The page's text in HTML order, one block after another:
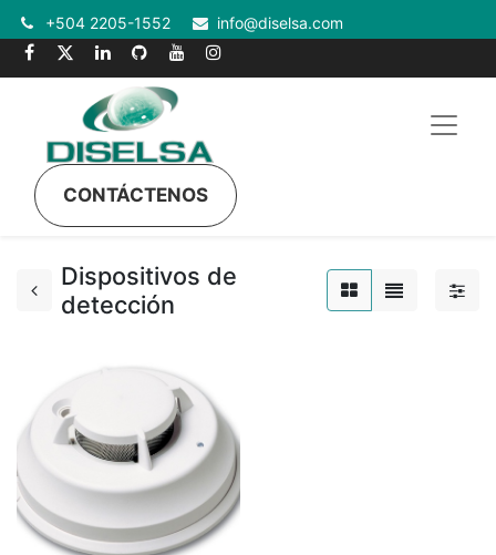
+504 2205-1552 info@diselsa.com
CONTÁCTENOS
Dispositivos de
detección